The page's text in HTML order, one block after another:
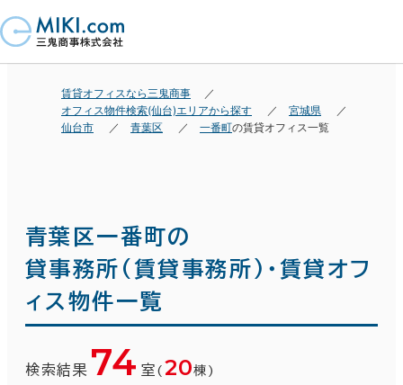
賃貸オフィスなら三鬼商事
オフィス物件検索(仙台)エリアから探す
宮城県
仙台市
青葉区 一番町の賃貸オフィス一覧
青葉区一番町の
貸事務所(賃貸事務所)・賃貸オフ
ィス物件一覧
検索結果 74 室 ( 20棟)